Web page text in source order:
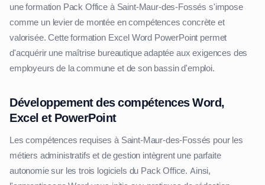
une formation Pack Office à Saint-Maur-des-Fossés s'impose
comme un levier de montée en compétences concrète et
valorisée. Cette formation Excel Word PowerPoint permet
d'acquérir une maîtrise bureautique adaptée aux exigences des
employeurs de la commune et de son bassin d'emploi.
Développement des compétences Word,
Excel et PowerPoint
Les compétences requises à Saint-Maur-des-Fossés pour les
métiers administratifs et de gestion intègrent une parfaite
autonomie sur les trois logiciels du Pack Office. Ainsi,